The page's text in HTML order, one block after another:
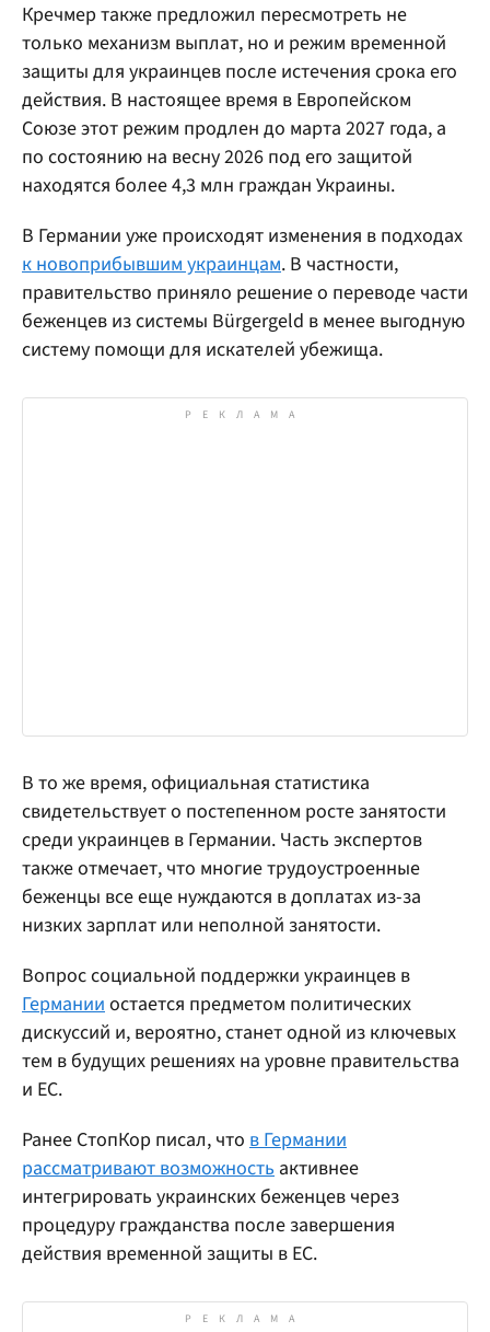
Кречмер также предложил пересмотреть не
только механизм выплат, но и режим временной
защиты для украинцев после истечения срока его
действия. В настоящее время в Европейском
Союзе этот режим продлен до марта 2027 года, а
по состоянию на весну 2026 под его защитой
находятся более 4,3 млн граждан Украины.
В Германии уже происходят изменения в подходах
к новоприбывшим украинцам. В частности,
правительство приняло решение о переводе части
беженцев из системы Bürgergeld в менее выгодную
систему помощи для искателей убежища.
В то же время, официальная статистика
свидетельствует о постепенном росте занятости
среди украинцев в Германии. Часть экспертов
также отмечает, что многие трудоустроенные
беженцы все еще нуждаются в доплатах из-за
низких зарплат или неполной занятости.
Вопрос социальной поддержки украинцев в
Германииостается предметом политических
дискуссий и, вероятно, станет одной из ключевых
тем в будущих решениях на уровне правительства
и ЕС.
Ранее СтопКор писал, что в Германии
рассматривают возможность активнее
интегрировать украинских беженцев через
процедуру гражданства после завершения
действия временной защиты в ЕС.